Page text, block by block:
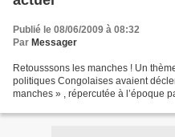
Publié le 08/06/2009 à 08:32
Par Messager
Retousssons les manches ! Un
politiques Congolaises avaient
manches » , répercutée à l’époque